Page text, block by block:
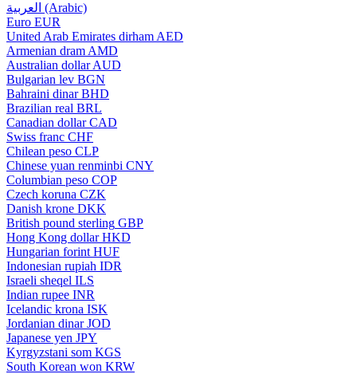
العربية (Arabic)
Euro EUR
United Arab Emirates dirham AED
Armenian dram AMD
Australian dollar AUD
Bulgarian lev BGN
Bahraini dinar BHD
Brazilian real BRL
Canadian dollar CAD
Swiss franc CHF
Chilean peso CLP
Chinese yuan renminbi CNY
Columbian peso COP
Czech koruna CZK
Danish krone DKK
British pound sterling GBP
Hong Kong dollar HKD
Hungarian forint HUF
Indonesian rupiah IDR
Israeli sheqel ILS
Indian rupee INR
Icelandic krona ISK
Jordanian dinar JOD
Japanese yen JPY
Kyrgyzstani som KGS
South Korean won KRW